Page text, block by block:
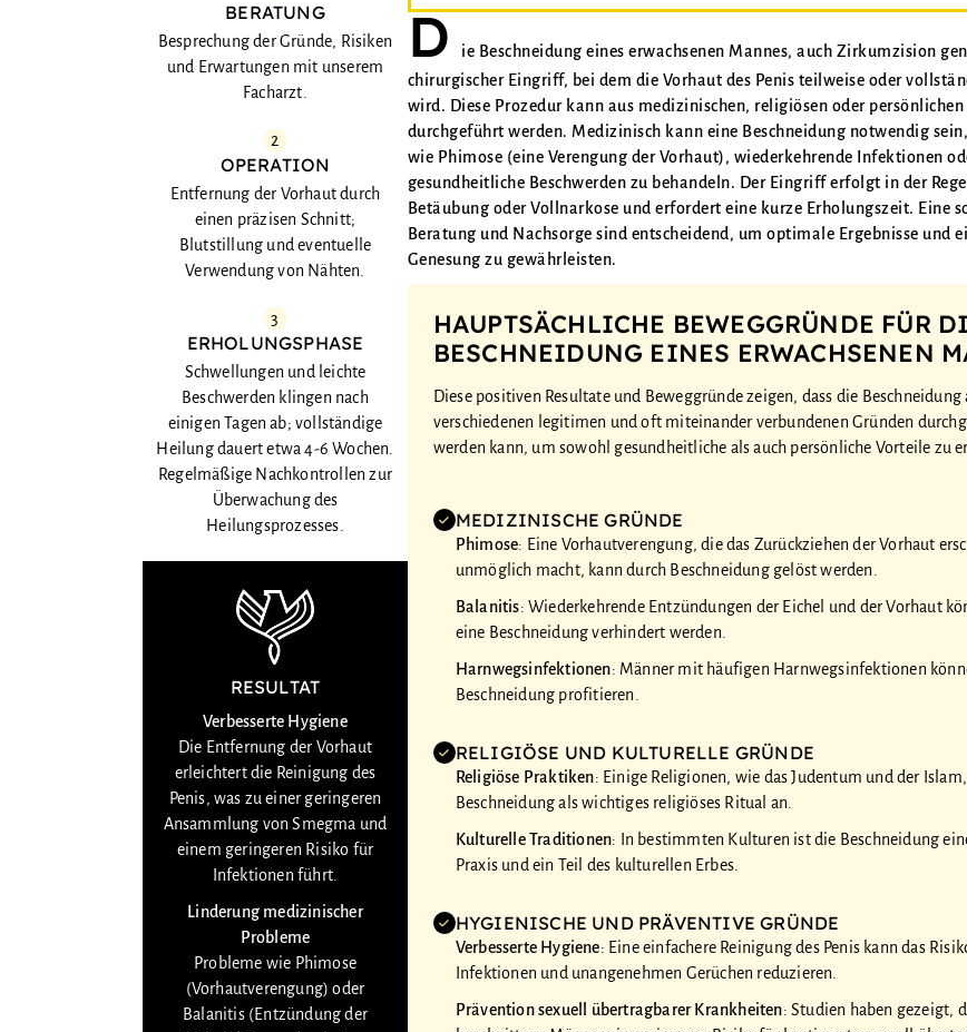
BERATUNG
Besprechung der Gründe, Risiken
und Erwartungen mit unserem
Facharzt.
2
OPERATION
Entfernung der Vorhaut durch
einen präzisen Schnitt;
Blutstillung und eventuelle
Verwendung von Nähten.
3
ERHOLUNGSPHASE
Schwellungen und leichte
Beschwerden klingen nach
einigen Tagen ab; vollständige
Heilung dauert etwa 4-6 Wochen.
Regelmäßige Nachkontrollen zur
Überwachung des
Heilungsprozesses.
RESULTAT
Verbesserte Hygiene
Die Entfernung der Vorhaut
erleichtert die Reinigung des
Penis, was zu einer geringeren
Ansammlung von Smegma und
einem geringeren Risiko für
Infektionen führt.
Linderung medizinischer
Probleme
Probleme wie Phimose
(Vorhautverengung) oder
Balanitis (Entzündung der
D
ie Beschneidung eines erwachsenen Mannes, auch Zirkumzision
chirurgischer Eingriff, bei dem die Vorhaut des Penis teilweise oder
wird. Diese Prozedur kann aus medizinischen, religiösen oder persönlichen
durchgeführt werden. Medizinisch kann eine Beschneidung notwendig
wie Phimose (eine Verengung der Vorhaut), wiederkehrende Infektionen
gesundheitliche Beschwerden zu behandeln. Der Eingriff erfolgt in der
Betäubung oder Vollnarkose und erfordert eine kurze Erholungszeit. Eine
Beratung und Nachsorge sind entscheidend, um optimale Ergebnisse und
Genesung zu gewährleisten.
HAUPTSÄCHLICHE BEWEGGRÜNDE FÜR
BESCHNEIDUNG EINES ERWACHSENEN
Diese positiven Resultate und Beweggründe zeigen, dass die Beschneidung
verschiedenen legitimen und oft miteinander verbundenen Gründen
werden kann, um sowohl gesundheitliche als auch persönliche Vorteile zu
MEDIZINISCHE GRÜNDE
Phimose: Eine Vorhautverengung, die das Zurückziehen der Vorhaut
unmöglich macht, kann durch Beschneidung gelöst werden.
Balanitis: Wiederkehrende Entzündungen der Eichel und der Vorhaut
eine Beschneidung verhindert werden.
Harnwegsinfektionen: Männer mit häufigen Harnwegsinfektionen
Beschneidung profitieren.
RELIGIÖSE UND KULTURELLE GRÜNDE
Religiöse Praktiken: Einige Religionen, wie das Judentum und der
Beschneidung als wichtiges religiöses Ritual an.
Kulturelle Traditionen: In bestimmten Kulturen ist die Beschneidung
Praxis und ein Teil des kulturellen Erbes.
HYGIENISCHE UND PRÄVENTIVE GRÜNDE
Verbesserte Hygiene: Eine einfachere Reinigung des Penis kann das
Infektionen und unangenehmen Gerüchen reduzieren.
Prävention sexuell übertragbarer Krankheiten: Studien haben gezeigt,